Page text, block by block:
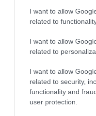
I want to allow
related to
I want to allow
related to
I want to allow
related to security,
functionality and
user protection.
Αλεξάνδρα
μαγνήτισε τα βλέμματα
ΙΩΑΝΝΑ ΚΑΡΑ
08.08.2026 | 14:12
Στέφανος Τσιτσιπάς: Με
σύντροφό του στην
αγκαλιά και η βραδινή
ΙΩΑΝΝΑ ΚΑΡΑ